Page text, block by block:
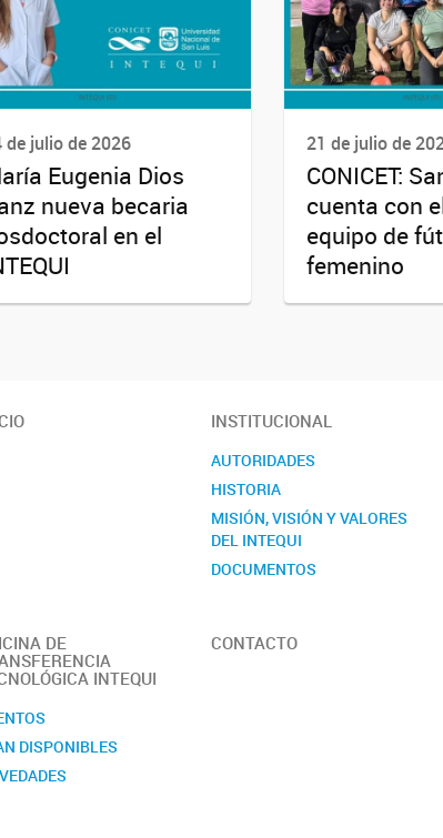
de julio de 2026
Eugenia Dios
nueva becaria
en el
21 de julio de
CONICET:
cuenta con
equipo de
femenino
INSTITUCIONAL
AUTORIDADES
HISTORIA
MISIÓN, VISIÓN Y VALORES
DEL INTEQUI
DOCUMENTOS
OBJETIVOS
DE
INTEQUI
DISPONIBLES
CONTACTO